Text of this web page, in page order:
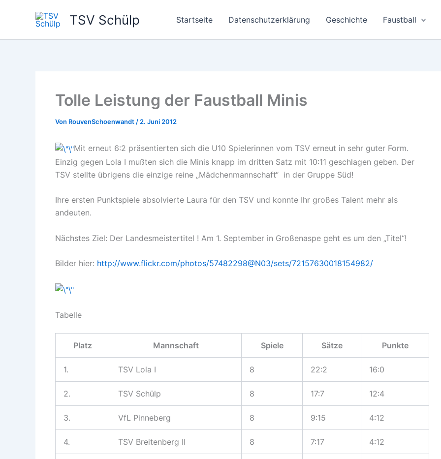
TSV Schülp Startseite Datenschutzerklärung Geschichte Faustball
Tolle Leistung der Faustball Minis
Von RouvenSchoenwandt / 2. Juni 2012
Mit erneut 6:2 präsentierten sich die U10 Spielerinnen vom TSV erneut in sehr guter Form.
Einzig gegen Lola I mußten sich die Minis knapp im dritten Satz mit 10:11 geschlagen geben. Der
TSV stellte übrigens die einzige reine „Mädchenmannschaft“ in der Gruppe Süd!
Ihre ersten Punktspiele absolvierte Laura für den TSV und konnte Ihr großes Talent mehr als
andeuten.
Nächstes Ziel: Der Landesmeistertitel ! Am 1. September in Großenaspe geht es um den „Titel“!
Bilder hier: http://www.flickr.com/photos/57482298@N03/sets/72157630018154982/
Tabelle
Platz Mannschaft Spiele Sätze Punkte
1. TSV Lola I 8 22:2 16:0
2. TSV Schülp 8 17:7 12:4
3. VfL Pinneberg 8 9:15 4:12
4. TSV Breitenberg II 8 7:17 4:12